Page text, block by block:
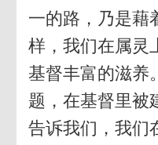
一的路，乃是藉
样，我们在属灵
基督丰富的滋养
题，在基督里被
告诉我们，我们